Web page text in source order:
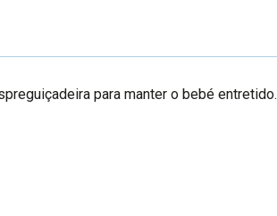
para manter o bebé entretido.